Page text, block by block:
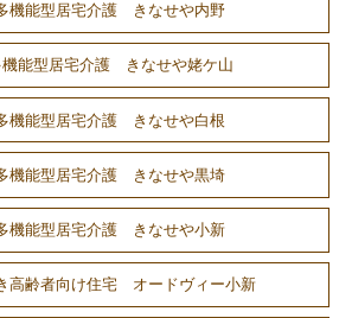
機能型居宅介護 きなせや内野
機能型居宅介護 きなせや姥ケ山
機能型居宅介護 きなせや白根
機能型居宅介護 きなせや黒埼
機能型居宅介護 きなせや小新
高齢者向け住宅 オードヴィー小新